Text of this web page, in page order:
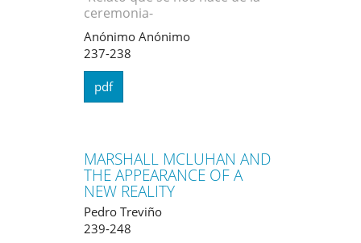
ceremonia-
Anónimo Anónimo
237-238
pdf
MARSHALL MCLUHAN AND
THE APPEARANCE OF A
NEW REALITY
Pedro Treviño
239-248